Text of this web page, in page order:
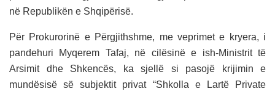
në Republikën e Shqipërisë.
Për Prokurorinë e Përgjithshme, me veprimet e kryera, i
pandehuri Myqerem Tafaj, në cilësinë e ish-Ministrit të
Arsimit dhe Shkencës, ka sjellë si pasojë krijimin e
mundësisë së subjektit privat “Shkolla e Lartë Private